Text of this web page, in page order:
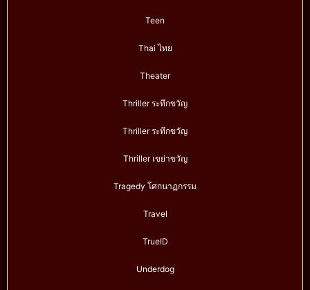
Teen
Thai ไทย
Theater
Thriller ระทึกขวัญ
Thriller ระทึกขวัญ
Thriller เขย่าขวัญ
Tragedy โศกนาฏกรรม
Travel
TrueID
Underdog